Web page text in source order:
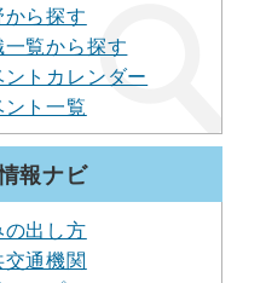
ら探す
覧から探す
ントカレンダー
ント一覧
報ナビ
の出し方
通機関